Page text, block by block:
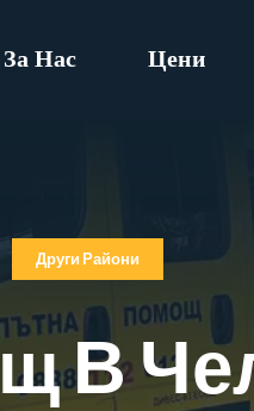
За Нас Цени
Други Райони
В